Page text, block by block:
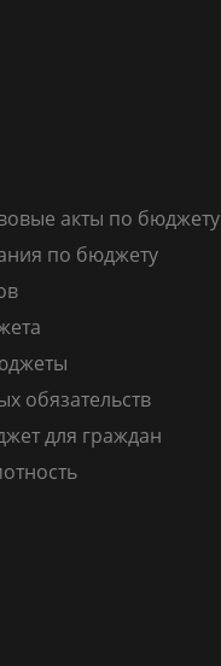
акты по бюджету
по бюджету
обязательств
для граждан